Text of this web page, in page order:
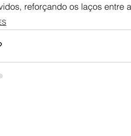
reforçando os laços entre